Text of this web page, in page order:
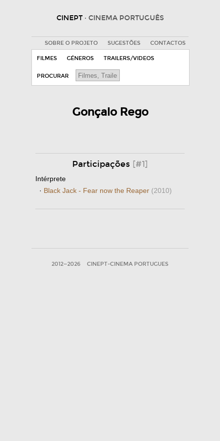
CINEPT · CINEMA PORTUGUÊS
SOBRE O PROJETO SUGESTÕES CONTACTOS
FILMES GÉNEROS TRAILERS/VIDEOS
PROCURAR
Gonçalo Rego
Participações [#1]
Intérprete
· Black Jack - Fear now the Reaper (2010)
2012—2026 CINEPT-CINEMA PORTUGUES